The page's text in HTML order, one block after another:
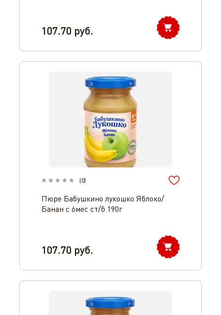
107.70 руб.
(0)
Пюре Бабушкино лукошко Яблоко/
Банан с 6мес ст/б 190г
107.70 руб.